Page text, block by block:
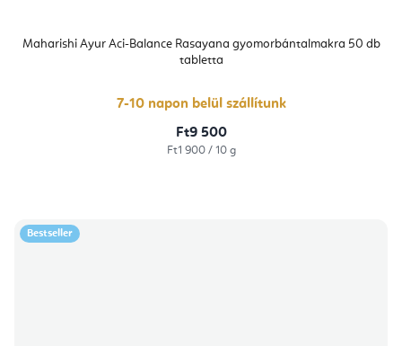
Maharishi Ayur Aci-Balance Rasayana gyomorbántalmakra 50 db
tabletta
7-10 napon belül szállítunk
Ft9 500
Egységár:
Ft1 900 / 10 g
Bestseller